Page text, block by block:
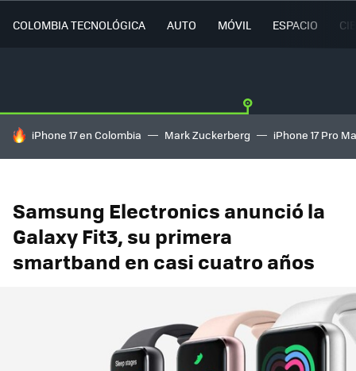
COLOMBIA TECNOLÓGICA AUTO MÓVIL ESPACIO
HOY SE HABLA DE
iPhone 17 en Colombia Mark Zuckerberg iPhone 17 Pro
Samsung Electronics anunció la
Galaxy Fit3, su primera
smartband en casi cuatro años